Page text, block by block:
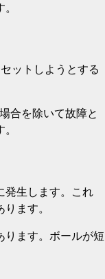
ットしようとする
合を除いて故障と
発生します。これ
ます。
ります。ボールが短